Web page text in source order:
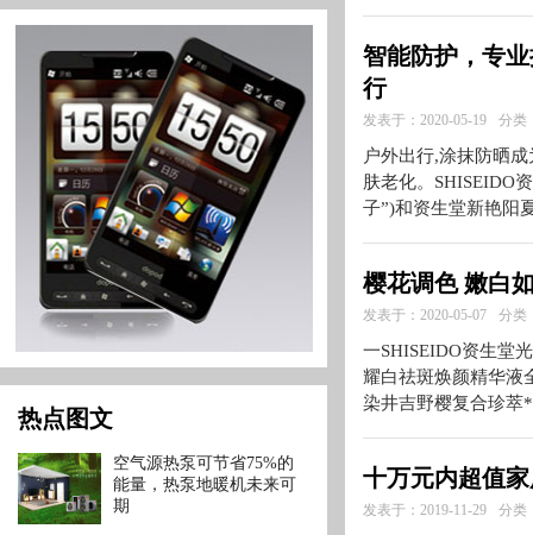
热点图文
空气源热泵可节省75%的
能量，热泵地暖机未来可
期
智能防护，专
行
发表于：2020-05-19 分类
户外出行,涂抹防晒
肤老化。SHISEIDO
子”)和资生堂新艳阳
樱花调色 嫩白
发表于：2020-05-07 分类
一SHISEIDO资生堂
耀白祛斑焕颜精华液
染井吉野樱复合珍萃
十万元内超值
发表于：2019-11-29 分类